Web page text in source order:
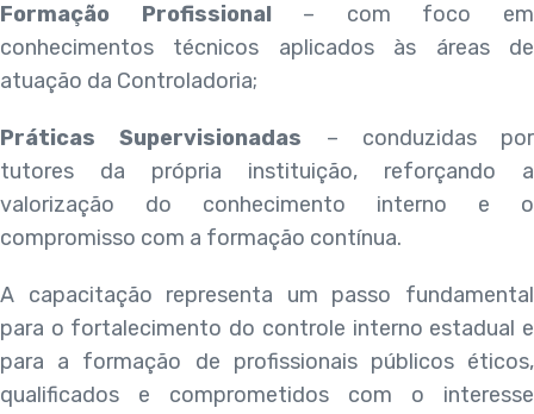
Formação Profissional– com foco em
conhecimentos técnicos aplicados às áreas de
atuação da Controladoria;
Práticas Supervisionadas – conduzidas por
tutores da própria instituição, reforçando a
valorização do conhecimento interno e o
compromisso com a formação contínua.
A capacitação representa um passo fundamental
para o fortalecimento do controle interno estadual e
para a formação de profissionais públicos éticos,
qualificados e comprometidos com o interesse